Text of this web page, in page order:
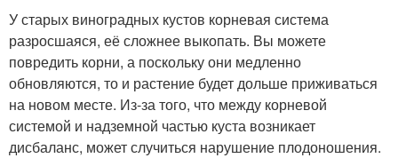
У старых виноградных кустов корневая система
разросшаяся, её сложнее выкопать. Вы можете
повредить корни, а поскольку они медленно
обновляются, то и растение будет дольше приживаться
на новом месте. Из-за того, что между корневой
системой и надземной частью куста возникает
дисбаланс, может случиться нарушение плодоношения.